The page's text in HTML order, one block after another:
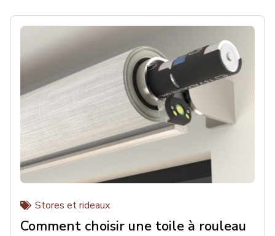
Stores et rideaux
Comment choisir une toile à rouleau